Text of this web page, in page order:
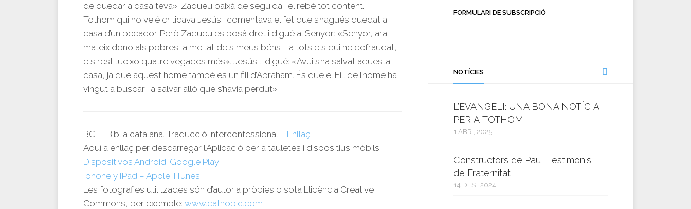
de quedar a casa teva». Zaqueu baixà de seguida i el rebé tot content.
Tothom qui ho veié criticava Jesús i comentava el fet que s’hagués quedat a
casa d’un pecador. Però Zaqueu es posà dret i digué al Senyor: «Senyor, ara
mateix dono als pobres la meitat dels meus béns, i a tots els qui he defraudat,
els restitueixo quatre vegades més». Jesús li digué: «Avui s’ha salvat aquesta
casa, ja que aquest home també es un fill d’Abraham. És que el Fill de l’home ha
vingut a buscar i a salvar allò que s’havia perdut».
BCI – Bíblia catalana. Traducció interconfessional – Enllaç
Aquí a enllaç per descarregar l’Aplicació per a tauletes i dispositius mòbils:
Dispositivos Android: Google Play
Iphone y IPad – Apple: ITunes
Les fotografies utilitzades són d’autoria pròpies o sota Llicència Creative
Commons, per exemple: www.cathopic.com
FORMULARI DE SUBSCRIPCIÓ
NOTÍCIES
L’EVANGELI: UNA BONA NOTÍCIA
PER A TOTHOM
1 ABR., 2025
Constructors de Pau i Testimonis
de Fraternitat
14 DES., 2024